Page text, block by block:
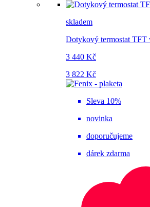
skladem
Dotykový termostat TFT
3 440 Kč
3 822 Kč
Sleva 10%
novinka
doporučujeme
dárek zdarma